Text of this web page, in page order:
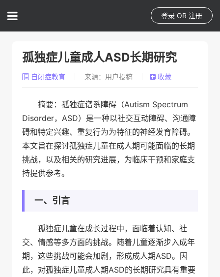
登录 OR 注册
孤独症儿童成人ASD长期研究
自闭症教育 来源：用户投稿 收藏
摘要：孤独症谱系障碍（Autism Spectrum
Disorder，ASD）是一种以社交互动障碍、沟通障
碍和特定兴趣、重复行为为特征的神经发育障碍。
本文旨在探讨孤独症儿童在成人期可能面临的长期
挑战，以及相关的研究进展，为临床干预和家庭支
持提供参考。
一、引言
孤独症儿童在成长过程中，面临着认知、社
交、情感等多方面的挑战。随着儿童逐渐步入成年
期，这些挑战可能会加剧，形成成人期ASD。因
此，对孤独症儿童成人期ASD的长期研究具有重要